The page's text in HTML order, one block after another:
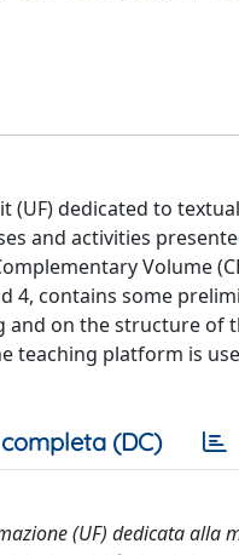
dedicated to
and activities
Volume
4, contains some
on the structure of
teaching platform is
(DC)
(UF) dedicata alla